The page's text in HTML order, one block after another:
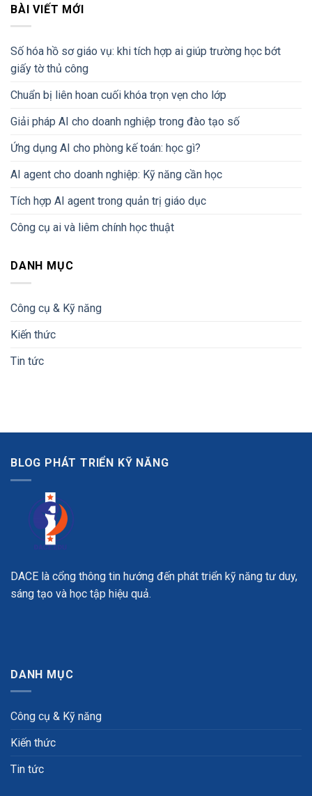
BÀI VIẾT MỚI
Số hóa hồ sơ giáo vụ: khi tích hợp ai giúp trường học bớt
giấy tờ thủ công
Chuẩn bị liên hoan cuối khóa trọn vẹn cho lớp
Giải pháp AI cho doanh nghiệp trong đào tạo số
Ứng dụng AI cho phòng kế toán: học gì?
AI agent cho doanh nghiệp: Kỹ năng cần học
Tích hợp AI agent trong quản trị giáo dục
Công cụ ai và liêm chính học thuật
DANH MỤC
Công cụ & Kỹ năng
Kiến thức
Tin tức
BLOG PHÁT TRIỂN KỸ NĂNG
DACE là cổng thông tin hướng đến phát triển kỹ năng tư duy,
sáng tạo và học tập hiệu quả.
DANH MỤC
Công cụ & Kỹ năng
Kiến thức
Tin tức